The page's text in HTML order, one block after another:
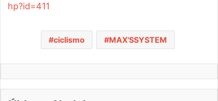
hp?id=411
ciclismo MAX'SSYSTEM